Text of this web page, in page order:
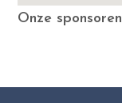
Onze sponsoren